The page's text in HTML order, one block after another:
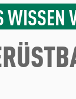
WISSEN